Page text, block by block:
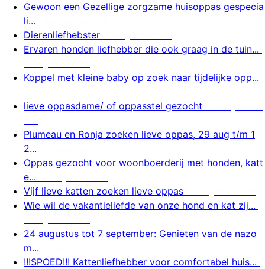
Gewoon een Gezellige zorgzame huisoppas gespecia
li...
Dierenliefhebster
Ervaren honden liefhebber die ook graag in de tuin...
Koppel met kleine baby op zoek naar tijdelijke opp...
lieve oppasdame/ of oppasstel gezocht
Plumeau en Ronja zoeken lieve oppas, 29 aug t/m 1
2...
Oppas gezocht voor woonboerderij met honden, katt
e...
Vijf lieve katten zoeken lieve oppas
Wie wil de vakantieliefde van onze hond en kat zij...
24 augustus tot 7 september: Genieten van de nazo
m...
!!!SPOED!!! Kattenliefhebber voor comfortabel huis...